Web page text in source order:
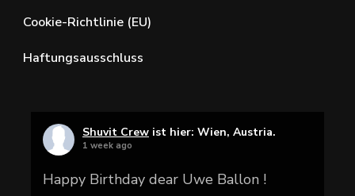
Cookie-Richtlinie (EU)
Haftungsausschluss
Shuvit Crew ist hier: Wien, Austria.
1 week ago
Happy Birthday dear Uwe Ballon !